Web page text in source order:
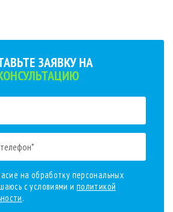
ЗАЯВКУ НА
на обработку персональных
с условиями и политикой
.